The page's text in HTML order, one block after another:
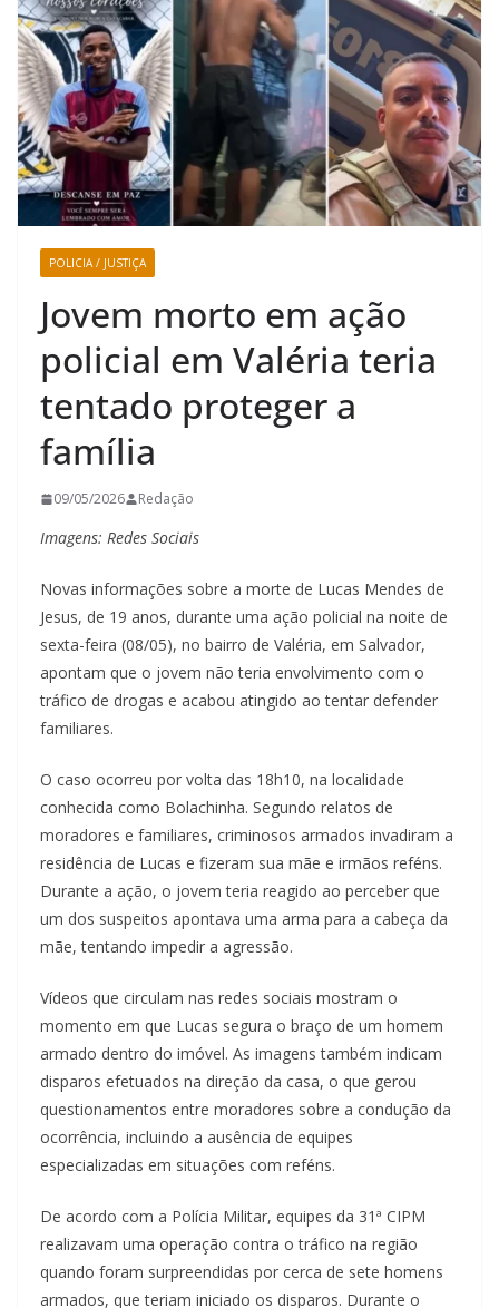
POLICIA / JUSTIÇA
Jovem morto em ação
policial em Valéria teria
tentado proteger a
família
09/05/2026 Redação
Imagens: Redes Sociais
Novas informações sobre a morte de Lucas Mendes de
Jesus, de 19 anos, durante uma ação policial na noite de
sexta-feira (08/05), no bairro de Valéria, em Salvador,
apontam que o jovem não teria envolvimento com o
tráfico de drogas e acabou atingido ao tentar defender
familiares.
O caso ocorreu por volta das 18h10, na localidade
conhecida como Bolachinha. Segundo relatos de
moradores e familiares, criminosos armados invadiram a
residência de Lucas e fizeram sua mãe e irmãos reféns.
Durante a ação, o jovem teria reagido ao perceber que
um dos suspeitos apontava uma arma para a cabeça da
mãe, tentando impedir a agressão.
Vídeos que circulam nas redes sociais mostram o
momento em que Lucas segura o braço de um homem
armado dentro do imóvel. As imagens também indicam
disparos efetuados na direção da casa, o que gerou
questionamentos entre moradores sobre a condução da
ocorrência, incluindo a ausência de equipes
especializadas em situações com reféns.
De acordo com a Polícia Militar, equipes da 31ª CIPM
realizavam uma operação contra o tráfico na região
quando foram surpreendidas por cerca de sete homens
armados, que teriam iniciado os disparos. Durante o